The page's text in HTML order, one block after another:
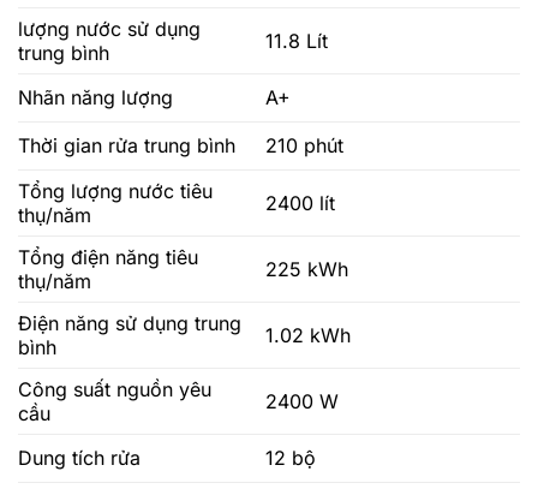
lượng nước sử dụng
trung bình
11.8 Lít
Nhãn năng lượng
A+
Thời gian rửa trung bình
210 phút
Tổng lượng nước tiêu
thụ/năm
2400 lít
Tổng điện năng tiêu
thụ/năm
225 kWh
Điện năng sử dụng trung
bình
1.02 kWh
Công suất nguồn yêu
cầu
2400 W
Dung tích rửa 12 bộ